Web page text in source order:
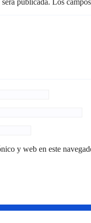
publicada. Los
y web en este